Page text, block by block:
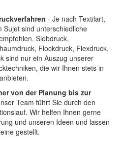
- Je nach Textilart,
Sujet sind unterschiedliche
Siebdruck,
Flockdruck, Flexdruck,
sind nur ein Auszug unserer
die wir Ihnen stets in
von der Planung bis zur
Team führt Sie durch den
Wir helfen Ihnen gerne
und unseren Ideen und lassen
gestellt.